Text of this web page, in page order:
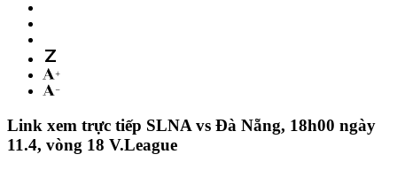
Link xem trực tiếp SLNA vs Đà Nẵng, 18h00 ngày
11.4, vòng 18 V.League